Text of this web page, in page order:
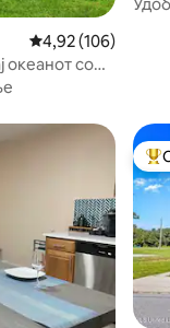
Просечна оцена:
4,92 (106)
океанот со